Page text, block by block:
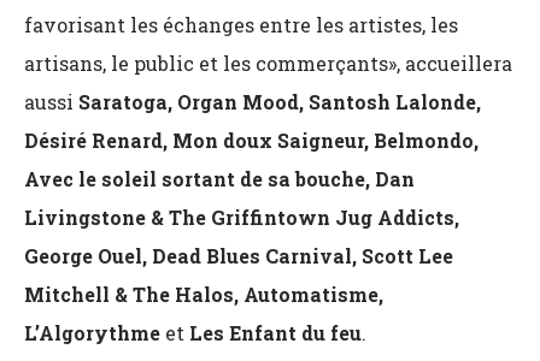
favorisant les échanges entre les artistes, les
artisans, le public et les commerçants», accueillera
aussi Saratoga, Organ Mood, Santosh Lalonde,
Désiré Renard, Mon doux Saigneur, Belmondo,
Avec le soleil sortant de sa bouche, Dan
Livingstone & The Griffintown Jug Addicts,
George Ouel, Dead Blues Carnival, Scott Lee
Mitchell & The Halos, Automatisme,
L’Algorythme et Les Enfant du feu.